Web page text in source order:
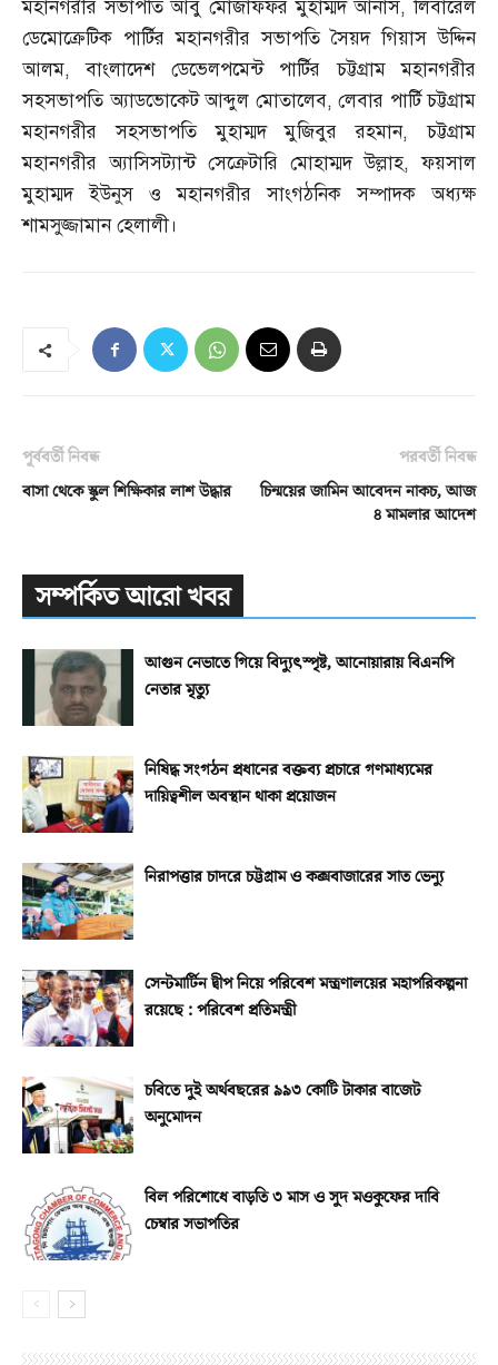
মহানগরীর সভাপতি আবু মোজাফফর মুহাম্মদ আনাস,লিবারেল
ডেমোক্রেটিক পার্টির মহানগরীর সভাপতি সৈয়দ গিয়াস উদ্দিন
আলম,বাংলাদেশ ডেভেলপমেন্ট পার্টির চট্টগ্রাম মহানগরীর
সহসভাপতি অ্যাডভোকেট আব্দুল মোতালেব, লেবার পার্টি চট্টগ্রাম
মহানগরীর সহসভাপতি মুহাম্মদ মুজিবুর রহমান,চট্টগ্রাম
মহানগরীর অ্যাসিসট্যান্ট সেক্রেটারি মোহাম্মদ উল্লাহ,ফয়সাল
মুহাম্মদ ইউনুস ও মহানগরীর সাংগঠনিক সম্পাদক অধ্যক্ষ
শামসুজ্জামান হেলালী।
পূর্ববর্তী নিবন্ধ
বাসা থেকে স্কুল শিক্ষিকার লাশ উদ্ধার
পরবর্তী নিবন্ধ
চিন্ময়ের জামিন আবেদন নাকচ, আজ
৪ মামলার আদেশ
সম্পর্কিত আরো খবর
আগুন নেভাতে গিয়ে বিদ্যুৎস্পৃষ্ট, আনোয়ারায় বিএনপি
নেতার মৃত্যু
নিষিদ্ধ সংগঠন প্রধানের বক্তব্য প্রচারে গণমাধ্যমের
দায়িত্বশীল অবস্থান থাকা প্রয়োজন
নিরাপত্তার চাদরে চট্টগ্রাম ও কক্সবাজারের সাত ভেন্যু
সেন্টমার্টিন দ্বীপ নিয়ে পরিবেশ মন্ত্রণালয়ের মহাপরিকল্পনা
রয়েছে : পরিবেশ প্রতিমন্ত্রী
চবিতে দুই অর্থবছরের ৯৯৩ কোটি টাকার বাজেট
অনুমোদন
বিল পরিশোধে বাড়তি ৩ মাস ও সুদ মওকুফের দাবি
চেম্বার সভাপতির